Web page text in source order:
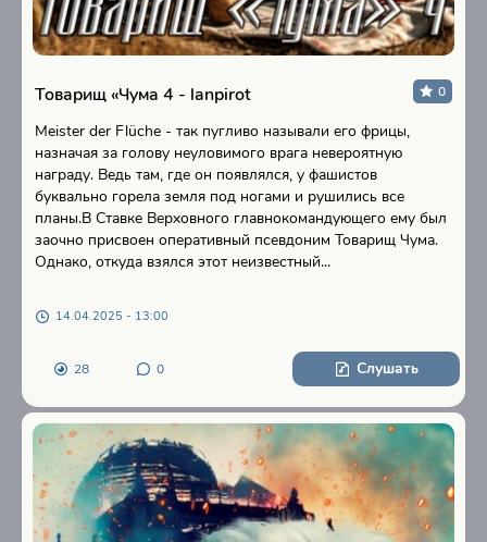
Товарищ «Чума 4 - lanpirot 0
Meister der Flüche - так пугливо называли его фрицы,
назначая за голову неуловимого врага невероятную
награду. Ведь там, где он появлялся, у фашистов
буквально горела земля под ногами и рушились все
планы.В Ставке Верховного главнокомандующего ему был
заочно присвоен оперативный псевдоним Товарищ Чума.
Однако, откуда взялся этот неизвестный...
14.04.2025 - 13:00
28 0 Слушать